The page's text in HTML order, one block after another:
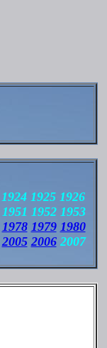
1925 1926
1952 1953
1978 1979 1980
2005 20062007